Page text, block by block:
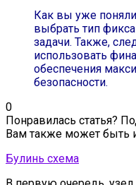
Как вы уже
выбрать тип
задачи. Также,
использовать
обеспечения
безопасности.
0
Понравилась статья?
Вам также может быть
Булинь схема